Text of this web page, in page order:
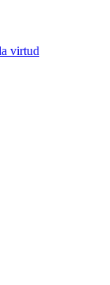
virtud